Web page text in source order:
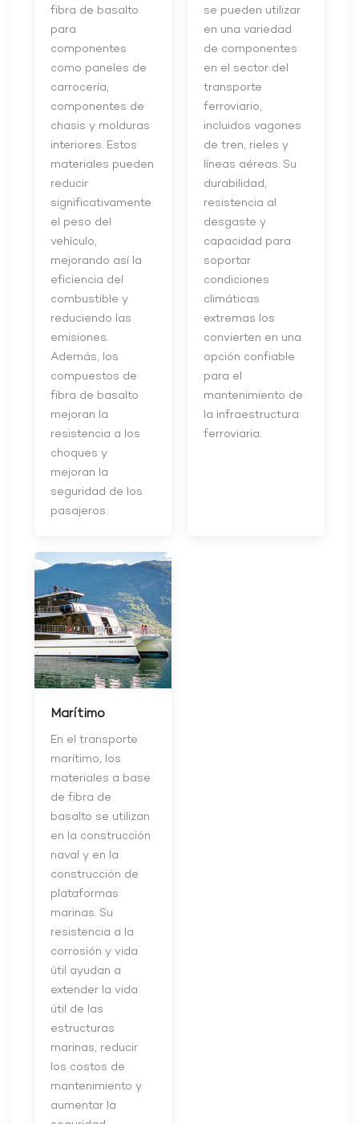
fibra de basalto
para
componentes
como paneles de
carrocería,
componentes de
chasis y molduras
interiores. Estos
materiales pueden
reducir
significativamente
el peso del
vehículo,
mejorando así la
eficiencia del
combustible y
reduciendo las
emisiones.
Además, los
compuestos de
fibra de basalto
mejoran la
resistencia a los
choques y
mejoran la
seguridad de los
pasajeros.
se pueden utilizar
en una variedad
de componentes
en el sector del
transporte
ferroviario,
incluidos vagones
de tren, rieles y
líneas aéreas. Su
durabilidad,
resistencia al
desgaste y
capacidad para
soportar
condiciones
climáticas
extremas los
convierten en una
opción confiable
para el
mantenimiento de
la infraestructura
ferroviaria.
Marítimo
En el transporte
marítimo, los
materiales a base
de fibra de
basalto se utilizan
en la construcción
naval y en la
construcción de
plataformas
marinas. Su
resistencia a la
corrosión y vida
útil ayudan a
extender la vida
útil de las
estructuras
marinas, reducir
los costos de
mantenimiento y
aumentar la